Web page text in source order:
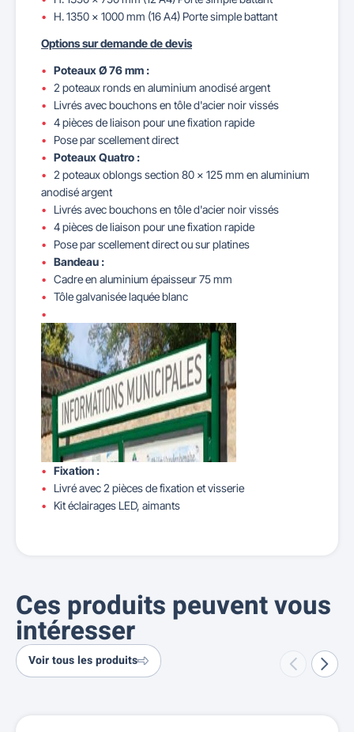
H. 1350 x 1000 mm (16 A4) Porte simple battant
Options sur demande de devis
Poteaux Ø 76 mm :
2 poteaux ronds en aluminium anodisé argent
Livrés avec bouchons en tôle d'acier noir vissés
4 pièces de liaison pour une fixation rapide
Pose par scellement direct
Poteaux Quatro :
2 poteaux oblongs section 80 x 125 mm en aluminium
anodisé argent
Livrés avec bouchons en tôle d'acier noir vissés
4 pièces de liaison pour une fixation rapide
Pose par scellement direct ou sur platines
Bandeau :
Cadre en aluminium épaisseur 75 mm
Tôle galvanisée laquée blanc
Fixation :
Livré avec 2 pièces de fixation et visserie
Kit éclairages LED, aimants
Ces produits peuvent vous
intéresser
Voir tous les produits